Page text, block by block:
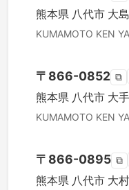
熊本県 八代市 大
KUMAMOTO KEN
〒 866-0852 ⧉
熊本県 八代市 大
KUMAMOTO KEN
〒 866-0895 ⧉
熊本県 八代市 大